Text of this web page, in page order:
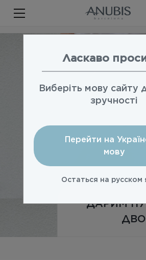
ЛИЦО
ТЕЛО
БРЕНДИРОВАННАЯ ПРОДУКЦИЯ
Новости
ДАРИМ
Ласкаво
Виберіть мову сайту
зручності
Перейти на
мову
Остаться на русском